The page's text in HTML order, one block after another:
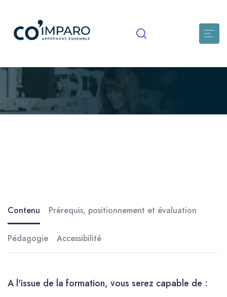
Contenu
Prérequis, positionnement et évaluation
Pédagogie Accessibilité
A l'issue de la formation, vous serez capable de :